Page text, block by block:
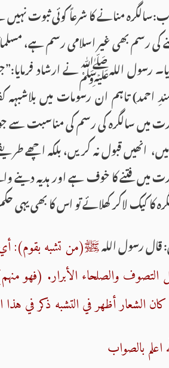
منانے کا شرعاً کوئی ثبوت
كی رسم بھی غیر اسلامی رسم ہے،
رسول اللہﷺنے ارشاد
احمد) تاہم ان رسومات میں
میں سالگرہ كی رسم کی مناسبت سے
انھیں قبول نہ کریں، بلكہ
میں فتنے كا خوف ہے اور ہدیہ دینے
كا كیك لاكر كھلائے تو اس كا بھی
قال رسول اللهﷺ(من تشبه بقوم): أي
التصوف والصلحاء الأبرار. (فهو
كان الشعار أظهر في التشبه ذكر في هذا
اعلم بالصواب